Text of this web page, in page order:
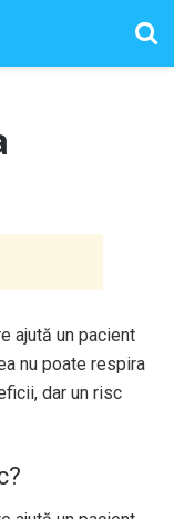
ajută un pacient
nu poate respira
dar un risc